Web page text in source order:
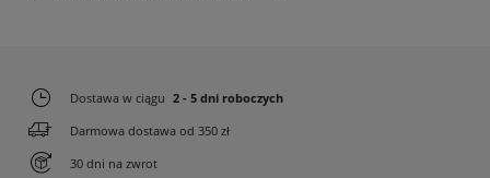
Dostawa w ciągu 2 - 5 dni roboczych
Darmowa dostawa od 350 zł
30 dni na zwrot